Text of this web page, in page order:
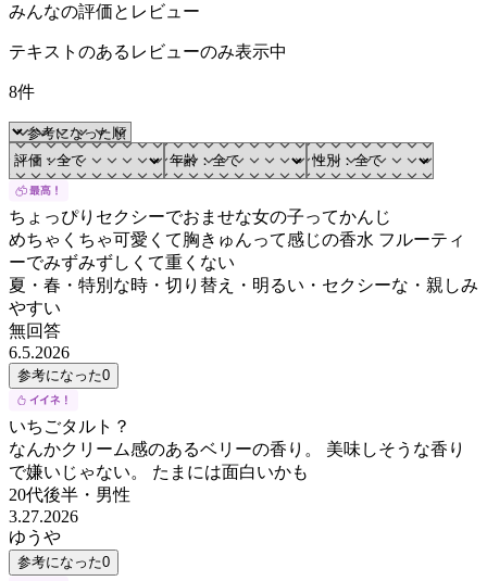
みんなの評価とレビュー
テキストのあるレビューのみ表示中
8件
ちょっぴりセクシーでおませな女の子ってかんじ
めちゃくちゃ可愛くて胸きゅんって感じの香水 フルーティ
ーでみずみずしくて重くない
夏・春・特別な時・切り替え・明るい・セクシーな・親しみ
やすい
無回答
6.5.2026
参考になった0
いちごタルト？
なんかクリーム感のあるベリーの香り。 美味しそうな香り
で嫌いじゃない。 たまには面白いかも
20代後半 ・ 男性
3.27.2026
ゆうや
参考になった0